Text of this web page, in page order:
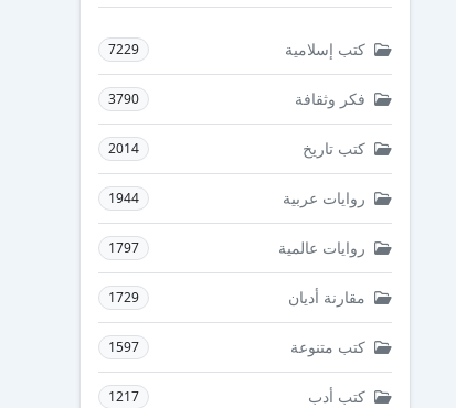
كتب إسلامية 7229
فكر وثقافة 3790
كتب تاريخ 2014
روايات عربية 1944
روايات عالمية 1797
مقارنة أديان 1729
كتب متنوعة 1597
كتب أدب 1217